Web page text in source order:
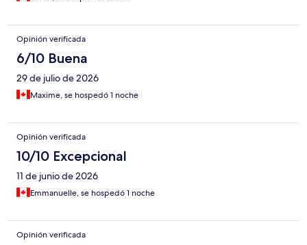
Opinión verificada
6/10 Buena
29 de julio de 2026
Maxime, se hospedó 1 noche
Opinión verificada
10/10 Excepcional
11 de junio de 2026
Emmanuelle, se hospedó 1 noche
Opinión verificada